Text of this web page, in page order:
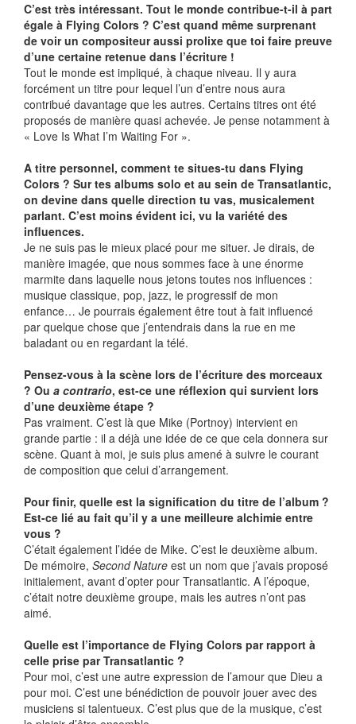
C’est très intéressant. Tout le monde contribue-t-il à part
égale à Flying Colors ? C’est quand même surprenant
de voir un compositeur aussi prolixe que toi faire preuve
d’une certaine retenue dans l’écriture !
Tout le monde est impliqué, à chaque niveau. Il y aura
forcément un titre pour lequel l’un d’entre nous aura
contribué davantage que les autres. Certains titres ont été
proposés de manière quasi achevée. Je pense notamment à
« Love Is What I’m Waiting For ».
A titre personnel, comment te situes-tu dans Flying
Colors ? Sur tes albums solo et au sein de Transatlantic,
on devine dans quelle direction tu vas, musicalement
parlant. C’est moins évident ici, vu la variété des
influences.
Je ne suis pas le mieux placé pour me situer. Je dirais, de
manière imagée, que nous sommes face à une énorme
marmite dans laquelle nous jetons toutes nos influences :
musique classique, pop, jazz, le progressif de mon
enfance… Je pourrais également être tout à fait influencé
par quelque chose que j’entendrais dans la rue en me
baladant ou en regardant la télé.
Pensez-vous à la scène lors de l’écriture des morceaux
? Ou a contrario, est-ce une réflexion qui survient lors
d’une deuxième étape ?
Pas vraiment. C’est là que Mike (Portnoy) intervient en
grande partie : il a déjà une idée de ce que cela donnera sur
scène. Quant à moi, je suis plus amené à suivre le courant
de composition que celui d’arrangement.
Pour finir, quelle est la signification du titre de l’album ?
Est-ce lié au fait qu’il y a une meilleure alchimie entre
vous ?
C’était également l’idée de Mike. C’est le deuxième album.
De mémoire, Second Nature est un nom que j’avais proposé
initialement, avant d’opter pour Transatlantic. A l’époque,
c’était notre deuxième groupe, mais les autres n’ont pas
aimé.
Quelle est l’importance de Flying Colors par rapport à
celle prise par Transatlantic ?
Pour moi, c’est une autre expression de l’amour que Dieu a
pour moi. C’est une bénédiction de pouvoir jouer avec des
musiciens si talentueux. C’est plus que de la musique, c’est